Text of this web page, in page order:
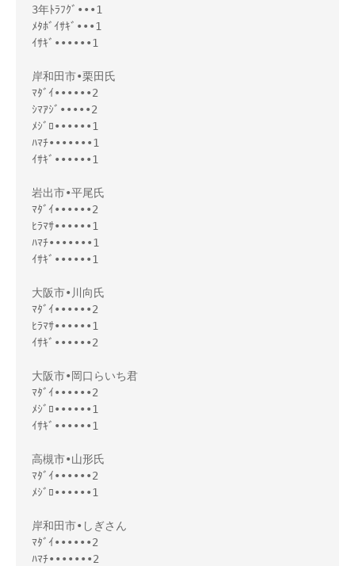
3年ﾄﾗﾌｸﾞ•••1
ﾒﾀﾎﾞｲｻｷﾞ•••1
ｲｻｷﾞ••••••1
岸和田市•栗田氏
ﾏﾀﾞｲ••••••2
ｼﾏｱｼﾞ•••••2
ﾒｼﾞﾛ••••••1
ﾊﾏﾁ•••••••1
ｲｻｷﾞ••••••1
岩出市•平尾氏
ﾏﾀﾞｲ••••••2
ﾋﾗﾏｻ••••••1
ﾊﾏﾁ•••••••1
ｲｻｷﾞ••••••1
大阪市•川向氏
ﾏﾀﾞｲ••••••2
ﾋﾗﾏｻ••••••1
ｲｻｷﾞ••••••2
大阪市•岡口らいち君
ﾏﾀﾞｲ••••••2
ﾒｼﾞﾛ••••••1
ｲｻｷﾞ••••••1
高槻市•山形氏
ﾏﾀﾞｲ••••••2
ﾒｼﾞﾛ••••••1
岸和田市•しぎさん
ﾏﾀﾞｲ••••••2
ﾊﾏﾁ•••••••2